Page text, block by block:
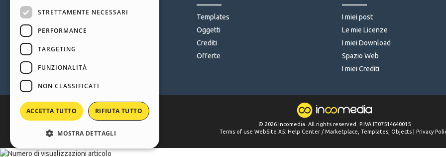
Community
Siti Utenti
Templates
Oggetti
Crediti
Offerte
I miei post
Le mie Licenze
I miei Download
Spazio Web
I miei Crediti
© 2026 Incomedia . All rights reserved. P.IVA IT07514640015
Terms of use WebSite X5: Help Center / Marketplace Templates Objects Privacy
POLISH
STRETTAMENTE NECESSARI
PERFORMANCE
TARGETING
FUNZIONALITÀ
NON CLASSIFICATI
ACCETTA TUTTO RIFIUTA TUTTO
MOSTRA DETTAGLI